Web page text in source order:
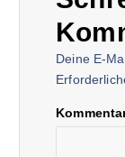
Deine E-